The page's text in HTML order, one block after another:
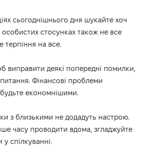
сьогоднішнього дня шукайте хоч
стосунках також не все
терпіння на все.
виправити деякі попередні помилки,
Фінансові проблеми
будьте економнішими.
з близькими не додадуть настрою.
часу проводити вдома, згладжуйте
у спілкуванні.